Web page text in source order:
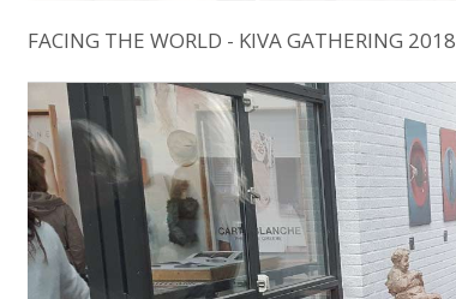
FACING THE WORLD - KIVA GATHERING 2018